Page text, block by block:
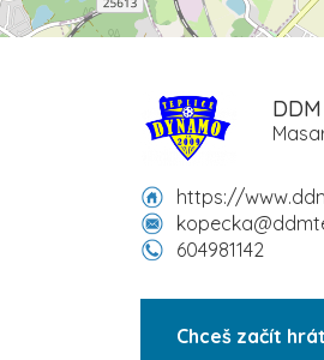
https://
604981142
Chceš začít